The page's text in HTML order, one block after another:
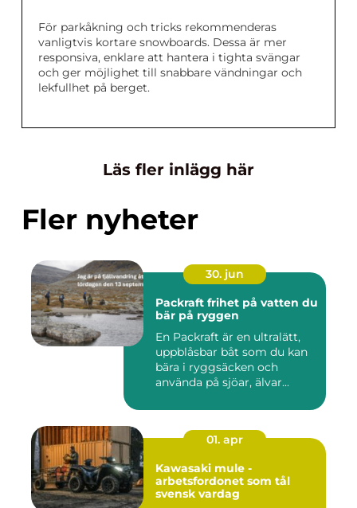
För parkåkning och tricks rekommenderas
vanligtvis kortare snowboards. Dessa är mer
responsiva, enklare att hantera i tighta svängar
och ger möjlighet till snabbare vändningar och
lekfullhet på berget.
Läs fler inlägg här
Fler nyheter
30. jun
Packraft frihet på vatten du
bär på ryggen
En Packraft är en ultralätt,
uppblåsbar båt som du kan
bära i ryggsäcken och
använda på sjöar, älvar...
01. apr
Kawasaki mule -
arbetsfordonet som tål
svensk vardag